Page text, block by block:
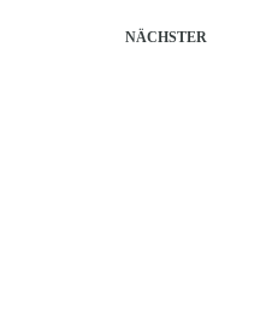
NÄCHSTER